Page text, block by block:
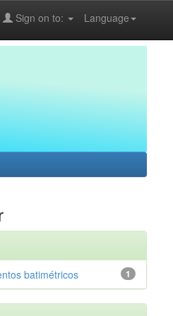
Language
Sign on to:
1
batimétricos